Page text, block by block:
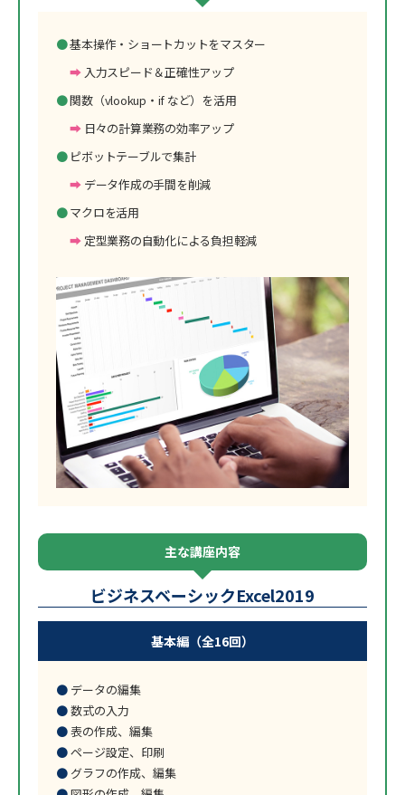
基本操作・ショートカットをマスター
入力スピード＆正確性アップ
関数（vlookup・if など）を活用
日々の計算業務の効率アップ
ピボットテーブルで集計
データ作成の手間を削減
マクロを活用
定型業務の自動化による負担軽減
主な講座内容
ビジネスベーシックExcel2019
基本編（全16回）
データの編集
数式の入力
表の作成、編集
ページ設定、印刷
グラフの作成、編集